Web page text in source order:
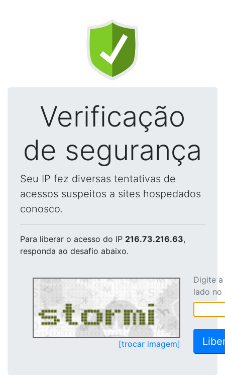
Verificação
de segurança
Seu IP fez diversas tentativas de
acessos suspeitos a sites hospedados
conosco.
Para liberar o acesso do IP 216.73.216.63,
responda ao desafio abaixo.
[trocar imagem]
Digite
lado no